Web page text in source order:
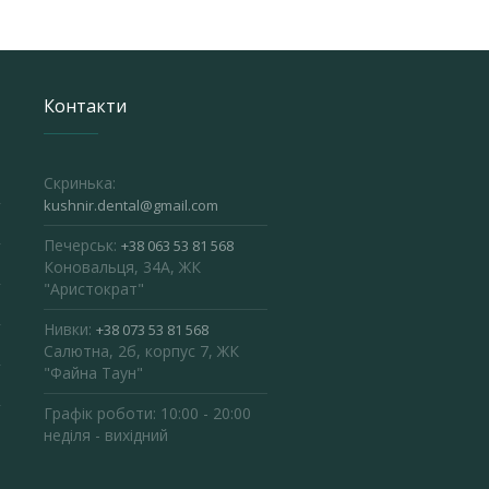
Контакти
Скринька:
kushnir.dental@gmail.com
Печерськ: +38 063 53 81 568
Коновальця, 34А, ЖК
"Аристократ"
Нивки: +38 073 53 81 568
Салютна, 2б, корпус 7, ЖК
"Файна Таун"
Графік роботи: 10:00 - 20:00
неділя - вихідний